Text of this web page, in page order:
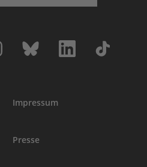
Impressum
Presse